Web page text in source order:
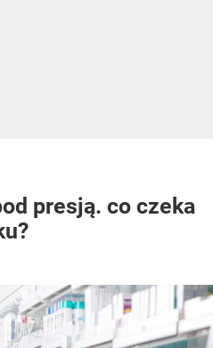
presją. co czeka